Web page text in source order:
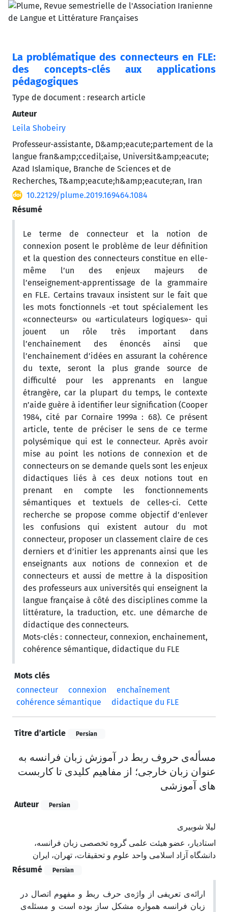
La problématique des connecteurs en FLE:
des concepts-clés aux applications
pédagogiques
Type de document : research article
Auteur
Leila Shobeiry
Professeur-assistante, D&amp;eacute;partement de la
langue fran&amp;ccedil;aise, Universit&amp;eacute;
Azad Islamique, Branche de Sciences et de
Recherches, T&amp;eacute;h&amp;eacute;ran, Iran
10.22129/plume.2019.169464.1084
Résumé
Le terme de connecteur et la notion de
connexion posent le problème de leur définition
et la question des connecteurs constitue en elle-
même l’un des enjeux majeurs de
l’enseignement-apprentissage de la grammaire
en FLE. Certains travaux insistent sur le fait que
les mots fonctionnels -et tout spécialement les
«connecteurs» ou «articulateurs logiques»- qui
jouent un rôle très important dans
l’enchainement des énoncés ainsi que
l’enchainement d’idées en assurant la cohérence
du texte, seront la plus grande source de
difficulté pour les apprenants en langue
étrangère, car la plupart du temps, le contexte
n’aide guère à identifier leur signification (Cooper
1984, cité par Cornaire 1999a : 68). Ce présent
article, tente de préciser le sens de ce terme
polysémique qui est le connecteur. Après avoir
mise au point les notions de connexion et de
connecteurs on se demande quels sont les enjeux
didactiques liés à ces deux notions tout en
prenant en compte les fonctionnements
sémantiques et textuels de celles-ci. Cette
recherche se propose comme objectif d’enlever
les confusions qui existent autour du mot
connecteur, proposer un classement claire de ces
derniers et d’initier les apprenants ainsi que les
enseignants aux notions de connexion et de
connecteurs et aussi de mettre à la disposition
des professeurs aux universités qui enseignent la
langue française à côté des disciplines comme la
littérature, la traduction, etc. une démarche de
didactique des connecteurs.
Mots-clés : connecteur, connexion, enchainement,
cohérence sémantique, didactique du FLE
Mots clés
connecteur
connexion
enchaînement
cohérence sémantique
didactique du FLE
Titre d’article Persian
مسأله‌ی حروف ربط در آموزش زبان فرانسه به
عنوان زبان خارجی؛ از مفاهیم کلیدی تا کاربست
های آموزشی
Auteur Persian
لیلا شوبیری
استادیار، عضو هیئت علمی گروه تخصصی زبان فرانسه،
دانشگاه آزاد اسلامی واحد علوم و تحقیقات، تهران، ایران
Résumé
Persian
ارائه‌ی تعریفی از واژه‌ی حرف ربط و مفهوم اتصال در
زبان فرانسه همواره مشکل ساز بوده است و مسئله‌ی